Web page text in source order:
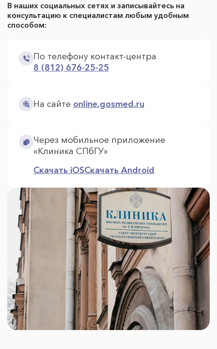
В наших социальных сетях и записывайтесь на
консультацию к специалистам любым удобным
способом:
По телефону контакт-центра
8 (812) 676-25-25
На сайте online.gosmed.ru
Через мобильное приложение
«Клиника СПбГУ»
Скачать iOSСкачать Android